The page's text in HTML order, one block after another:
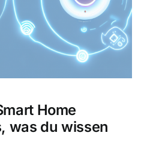
Home
was du wissen